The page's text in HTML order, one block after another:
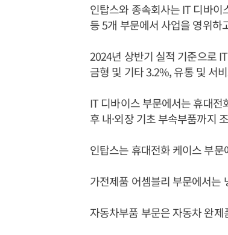
인탑스와 종속회사는 IT 디바
등 5개 부문에서 사업을 영위하
2024년 상반기 실적 기준으로
금형 및 기타 3.2%, 유통 및 서
IT 디바이스 부문에서는 휴대
후 내·외장 기초 부속부품까지
인탑스는 휴대전화 케이스 부
가전제품 어셈블리 부문에서는
자동차부품 부문은 자동차 완